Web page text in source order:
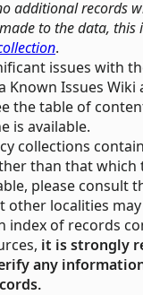
additional records
to the data, this
.
issues with
Known Issues Wiki
the table of
is available.
collections
than that which
please consult
other localities
index of records
it is strongly
any